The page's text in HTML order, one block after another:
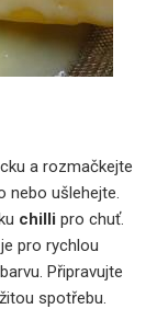
a rozmačkejte
nebo ušlehejte.
chilli pro chuť.
pro rychlou
Připravujte
spotřebu.